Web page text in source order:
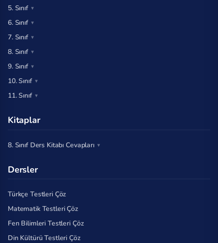
5. Sınıf
6. Sınıf
7. Sınıf
8. Sınıf
9. Sınıf
10. Sınıf
11. Sınıf
Kitaplar
8. Sınıf Ders Kitabı Cevapları
Dersler
Türkçe Testleri Çöz
Matematik Testleri Çöz
Fen Bilimleri Testleri Çöz
Din Kültürü Testleri Çöz